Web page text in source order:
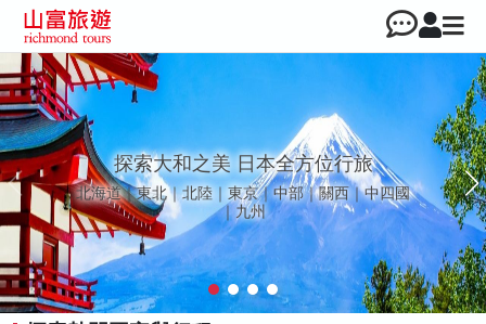
探索大和之美 日本全方位行旅
北海道｜東北｜北陸｜東京｜中部｜關西｜中四國
｜九州